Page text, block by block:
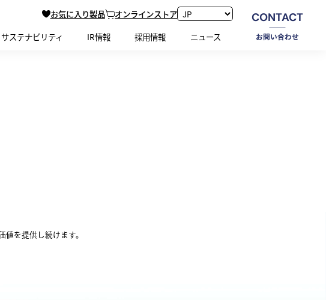
お気に入り製品
オンラインストア
サステナビリティ IR情報 採用情報 ニュース
CONTACT
お問い合わせ
体制
を提供し続けます。